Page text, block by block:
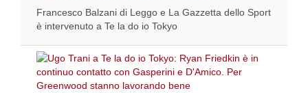
Francesco Balzani di Leggo e La Gazzetta dello Sport
è intervenuto a Te la do io Tokyo